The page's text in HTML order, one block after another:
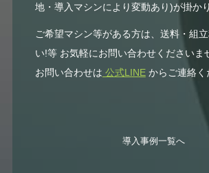
地・導入マシンにより変動あり)が掛か
ご希望マシン等がある方は、送料・組
い!等 お気軽にお問い合わせくださいま
お問い合わせは 公式LINEからご連絡く
導入事例一覧へ